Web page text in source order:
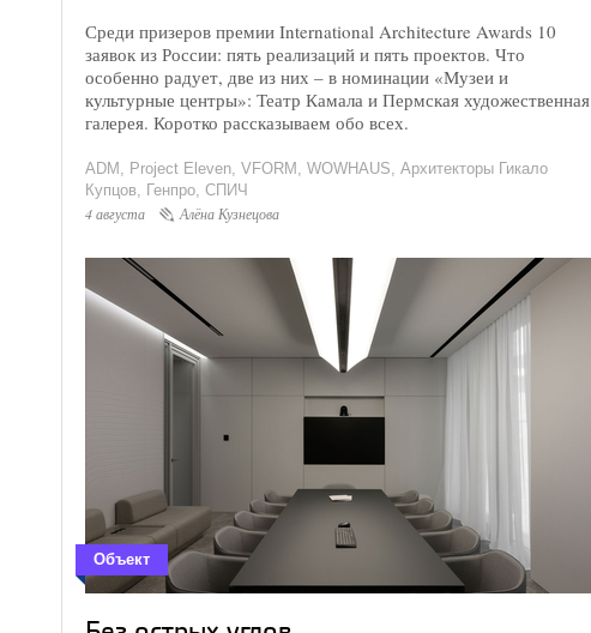
Среди призеров премии International Architecture Awards 10
заявок из России: пять реализаций и пять проектов. Что
особенно радует, две из них – в номинации «Музеи и
культурные центры»: Театр Камала и Пермская художественная
галерея. Коротко рассказываем обо всех.
ADM, Project Eleven, VFORM, WOWHAUS, Архитекторы Гикало
Купцов, Генпро, СПИЧ
4 августа Алёна Кузнецова
Объект